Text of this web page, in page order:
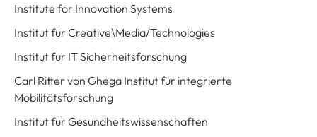
Institute for Innovation Systems
Institut für Creative\Media/Technologies
Institut für IT Sicherheitsforschung
Carl Ritter von Ghega Institut für integrierte
Mobilitätsforschung
Institut für Gesundheitswissenschaften